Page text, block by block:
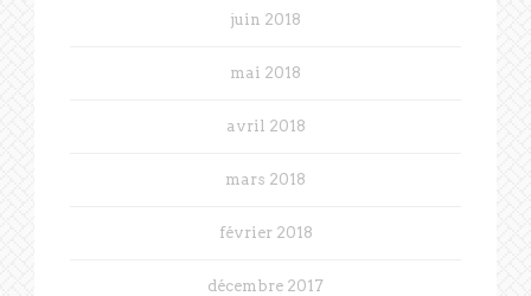
juin 2018
mai 2018
avril 2018
mars 2018
février 2018
décembre 2017